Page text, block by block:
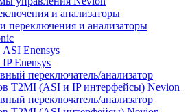
и анализаторы
переключения и анализаторы
Enensys
Enensys
переключатель/анализатор
T2MI (ASI и IP интерфейсы) Nevion
переключатель/анализатор